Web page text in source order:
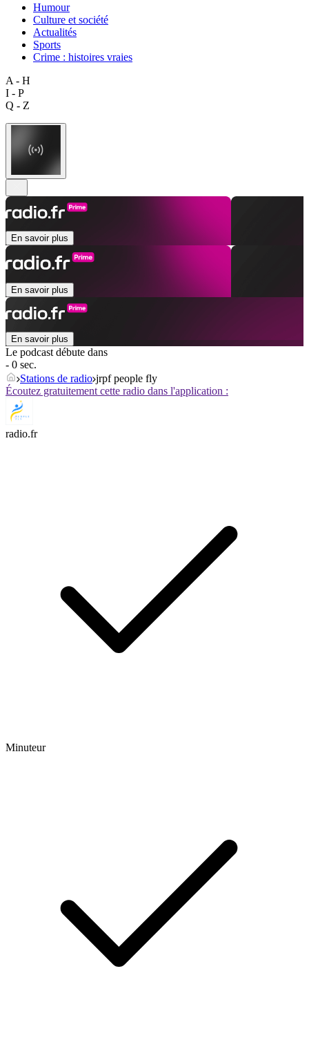
Humour
Culture et société
Actualités
Sports
Crime : histoires vraies
A - H
I - P
Q - Z
En savoir plus
En savoir plus
En savoir plus
Le podcast débute dans
- 0 sec.
Stations de radio jrpf people fly
Écoutez gratuitement cette radio dans l'application :
radio.fr
Minuteur